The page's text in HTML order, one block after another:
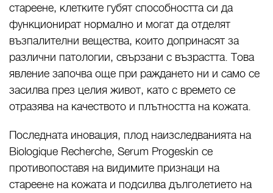
стареене, клетките губят способността си да
функционират нормално и могат да отделят
възпалителни вещества, които допринасят за
различни патологии, свързани с възрастта. Това
явление започва още при раждането ни и само се
засилва през целия живот, като с времето се
отразява на качеството и плътността на кожата.
Последната иновация, плод наизследванията на
Biologique Recherche, Serum Progeskin се
противопоставя на видимите признаци на
стареене на кожата и подсилва дълголетието на